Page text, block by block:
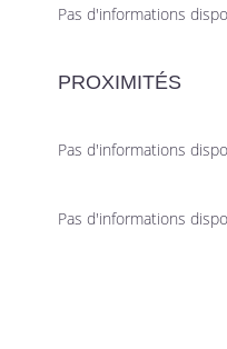
Pas d'informations
PROXIMITÉS
Pas d'informations
Pas d'informations